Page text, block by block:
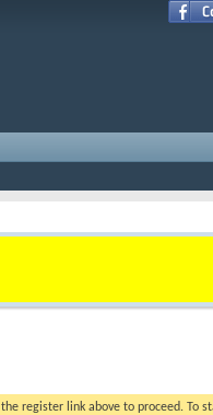
the register link above to proceed.